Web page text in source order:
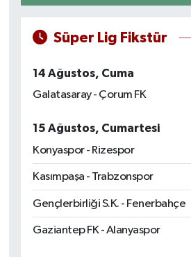
Süper Lig Fikstür
14 Ağustos, Cuma
Galatasaray - Çorum FK
15 Ağustos, Cumartesi
Konyaspor - Rizespor
Kasımpaşa - Trabzonspor
Gençlerbirliği S.K. - Fenerbahçe
Gaziantep FK - Alanyaspor